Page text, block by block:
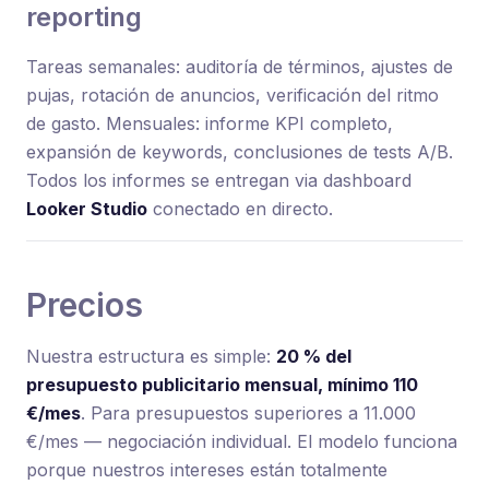
reporting
Tareas semanales: auditoría de términos, ajustes de
pujas, rotación de anuncios, verificación del ritmo
de gasto. Mensuales: informe KPI completo,
expansión de keywords, conclusiones de tests A/B.
Todos los informes se entregan via dashboard
Looker Studio conectado en directo.
Precios
Nuestra estructura es simple: 20 % del
presupuesto publicitario mensual, mínimo 110
€/mes. Para presupuestos superiores a 11.000
€/mes — negociación individual. El modelo funciona
porque nuestros intereses están totalmente